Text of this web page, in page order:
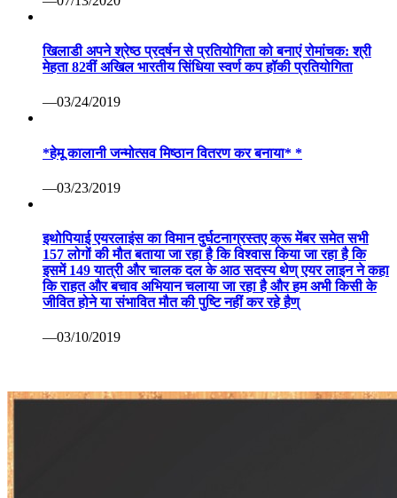
खिलाडी अपने श्रेष्ठ प्रदर्षन से प्रतियोगिता को बनाएं रोमांचक: श्री
मेहता 82वीं अखिल भारतीय सिंधिया स्वर्ण कप हॉकी प्रतियोगिता
—03/24/2019
*हेमू कालानी जन्मोत्सव मिष्ठान वितरण कर बनाया* *
—03/23/2019
इथोपियाई एयरलाइंस का विमान दुर्घटनाग्रस्तए क्रू मेंबर समेत सभी
157 लोगों की मौत बताया जा रहा है कि विश्वास किया जा रहा है कि
इसमें 149 यात्री और चालक दल के आठ सदस्य थेण् एयर लाइन ने कहा
कि राहत और बचाव अभियान चलाया जा रहा है और हम अभी किसी के
जीवित होने या संभावित मौत की पुष्टि नहीं कर रहे हैण्
—03/10/2019